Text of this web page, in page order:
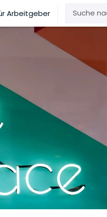
Arbeitgeber